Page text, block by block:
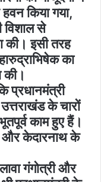
किया गया,
विशाल से
की। इसी तरह
का
की।
प्रधानमंत्री
के चारों
काम हुए हैं।
और केदारनाथ के
गंगोत्री और